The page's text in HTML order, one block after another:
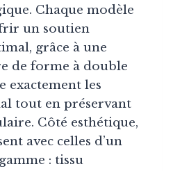
Chaque modèle
un soutien
grâce à une
de forme à double
exactement les
tout en préservant
Côté esthétique,
avec celles d’un
: tissu